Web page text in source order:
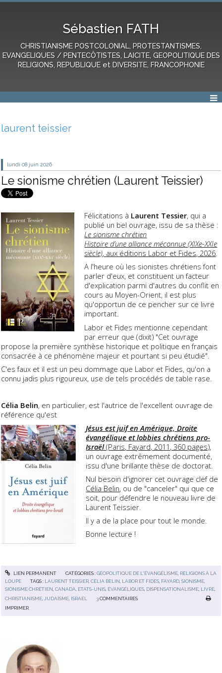
Sébastien FATH
CHRISTIANISME POSTCOLONIAL, PROTESTANTISMES,
EVANGELIQUES / PENTECÔTISTES, LAICITE, GEOPOLITIQUE DES
RELIGIONS, REPUBLIQUE et DIVERSITE, FRANCOPHONIE
laurent teissier
lundi 08 juin 2026
Le sionisme chrétien (Laurent Teissier)
Félicitations à Laurent Tessier, qui a
publié un bel ouvrage, issu de sa thèse :
Le sionisme chrétien
Histoire d’une alliance méconnue (XIXe-XXIe
siècle), aux éditions Labor et Fides, 2026.
A l'heure où les sionistes chrétiens font
parler d'eux, et constituent un facteur
d'explication parmi d'autres du conflit en
cours au Moyen-Orient, il est plus
qu'opportun de ce pencher sur ce livre
important.
Labor et Fides mentionne cependant
par erreur que (dixit) "Cet ouvrage
propose la première synthèse historique et politique en français
consacrée à ce phénomène majeur et pourtant si peu étudié".
C'es faux et il est un peu dommage que Labor et Fides, qu'on a
connu jadis plus rigoureux, use de tels procédés de table rase.
Célia Belin, en particulier, est l'autrice de l'excellent ouvrage de
référence qu'est
Jésus est juif en Amérique, Droite
évangélique et lobbies chrétiens pro-
Israël(Paris, Fayard, 2011, 360 pages),
un ouvrage extrêmement documenté,
issu d'une brillante thèse de doctorat.
Nul besoin d'ignorer cet ouvrage clef de
Célia Belin, ou de "canceler" qui que ce
soit, pour défendre le nouveau livre de
Laurent Teissier.
Il y a de la place pour tout le monde.
Bonne lecture !
LIEN PERMANENT CATÉGORIES :GÉOPOLITIQUE DE L'ÉVANGÉLISME, RELIGIONS À LA
LOUPE
TAGS : LAURENT TEISSIER ,CÉLIA BELIN LABOR ET FIDES FAYARD ,SIONISME
SIONISME CHRÉTIEN ,CANADA ETATS-UNIS ÉVANGÉLIQUES DISPENSATIONALISME LIVRE
CHRISTIANISME
JUDAÏSME ISRAEL 3 COMMENTAIRES
IMPRIMER